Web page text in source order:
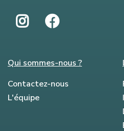
Qui sommes-nous ?
Contactez-nous
L'équipe